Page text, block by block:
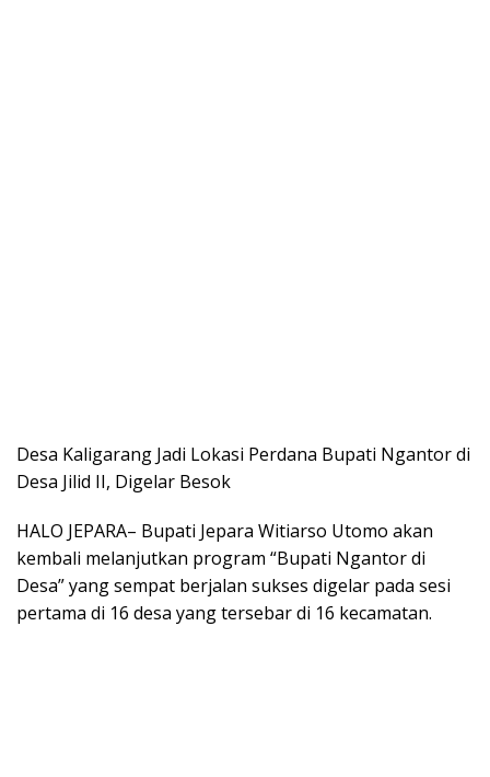
Desa Kaligarang Jadi Lokasi Perdana Bupati Ngantor di
Desa Jilid II, Digelar Besok
HALO JEPARA– Bupati Jepara Witiarso Utomo akan
kembali melanjutkan program “Bupati Ngantor di
Desa” yang sempat berjalan sukses digelar pada sesi
pertama di 16 desa yang tersebar di 16 kecamatan.